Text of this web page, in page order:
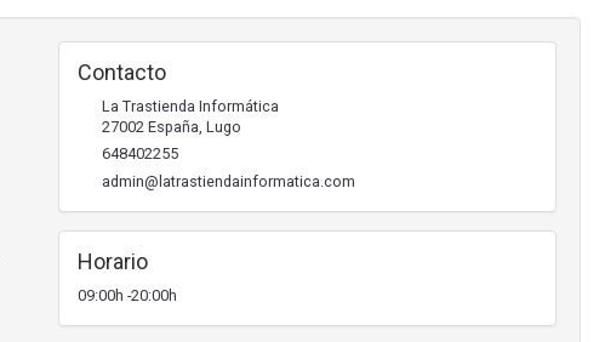
Contacto
La Trastienda Informática
27002 España, Lugo
648402255
admin@latrastiendainformatica.com
Horario
09:00h -20:00h